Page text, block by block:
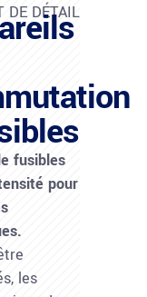
DE DÉTAIL
fusibles
pour
les